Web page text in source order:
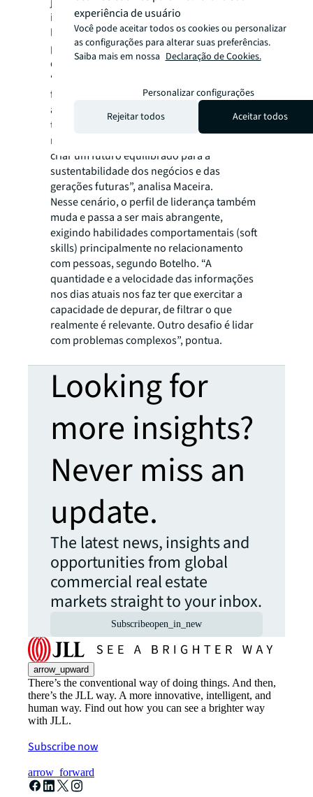
imediatas com visão de futuro. Na prática, os
líderes encontram o desafio de conectar o
planejamento de longo prazo à necessidade
de resultados de curto prazo.
“É uma questão de equilíbrio. Empresas com
fins lucrativos têm obrigações com os
acionistas, precisam prestar contas
trimestralmente. Mas não se trata de
rentabilidade a qualquer custo. Nosso foco é
criar um futuro equilibrado para a
sustentabilidade dos negócios e das
gerações futuras”, analisa Maceira.
Nesse cenário, o perfil de liderança também
muda e passa a ser mais abrangente,
exigindo habilidades comportamentais (soft
skills) principalmente no relacionamento
com pessoas, segundo Botelho. “A
quantidade e a velocidade das informações
nos dias atuais nos faz ter que exercitar a
capacidade de depurar, de filtrar o que
realmente é relevante. Outro desafio é lidar
com problemas complexos”, pontua.
Looking for
more insights?
Never miss an
update.
The latest news, insights and
opportunities from global
commercial real estate
markets straight to your inbox.
Subscribeopen_in_new
arrow_upward
There’s the conventional way of doing things. And then,
there’s the JLL way. A more innovative, intelligent, and
human way. Find out how you can see a brighter way
with JLL.
Subscribe now
arrow_forward
experiência de usuário
Você pode aceitar todos os cookies ou personalizar
as configurações para alterar suas preferências.
Saiba mais em nossa Declaração de Cookies.
Personalizar configurações
Rejeitar todos
Aceitar todos